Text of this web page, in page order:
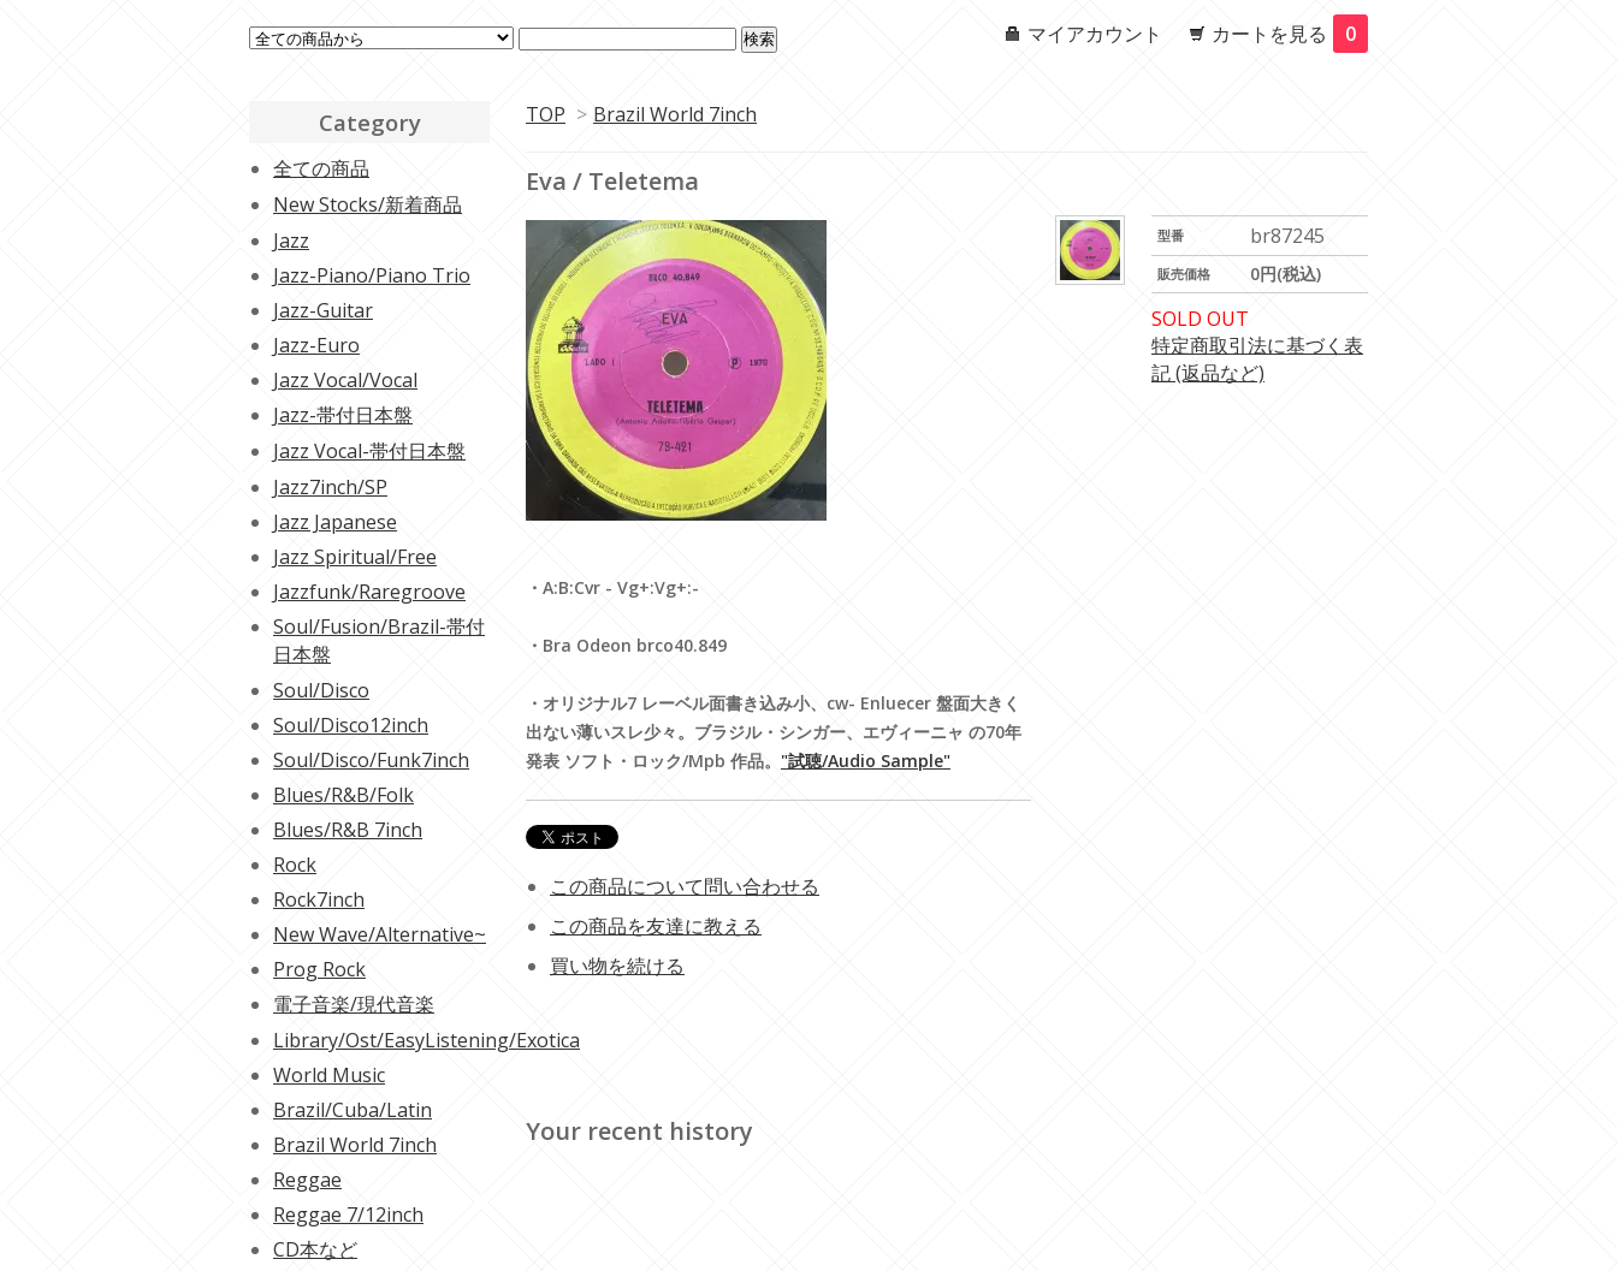
マイアカウント カートを見る 0
TOP > Brazil World 7inch
Eva / Teletema
型番 br87245
販売価格 0円(税込)
SOLD OUT
特定商取引法に基づく表
記 (返品など)
・A:B:Cvr - Vg+:Vg+:-
・Bra Odeon brco40.849
・オリジナル7 レーベル面書き込み小、cw- Enluecer 盤面大きく
出ない薄いスレ少々。ブラジル・シンガー、エヴィーニャ の70年
発表 ソフト・ロック/Mpb 作品。 "試聴/Audio Sample"
この商品について問い合わせる
この商品を友達に教える
買い物を続ける
Your recent history
Category
全ての商品
New Stocks/新着商品
Jazz
Jazz-Piano/Piano Trio
Jazz-Guitar
Jazz-Euro
Jazz Vocal/Vocal
Jazz-帯付日本盤
Jazz Vocal-帯付日本盤
Jazz7inch/SP
Jazz Japanese
Jazz Spiritual/Free
Jazzfunk/Raregroove
Soul/Fusion/Brazil-帯付
日本盤
Soul/Disco
Soul/Disco12inch
Soul/Disco/Funk7inch
Blues/R&B/Folk
Blues/R&B 7inch
Rock
Rock7inch
New Wave/Alternative~
Prog Rock
電子音楽/現代音楽
Library/Ost/EasyListening/Exotica
World Music
Brazil/Cuba/Latin
Brazil World 7inch
Reggae
Reggae 7/12inch
CD本など